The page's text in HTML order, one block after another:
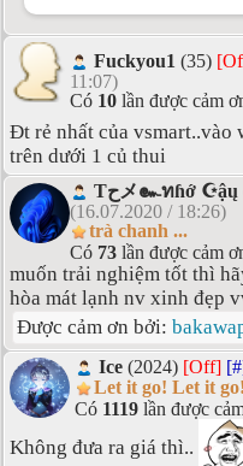
Fuckyou1 (35)
11:07)
Có 10 lần được cảm
Đt rẻ nhất của vsmart..vào
trên dưới 1 củ thui
Tحメ๛ทɦớ ☪ậų
(16.07.2020 / 18:26)
trà chanh ...
Có 73 lần được cảm
muốn trải nghiệm tốt thì
hòa mát lạnh nv xinh đẹp
Được cảm ơn bởi:
Ice (2024) [Off]
Let it go! Let it
Có 1119 lần được
Không đưa ra giá thì..